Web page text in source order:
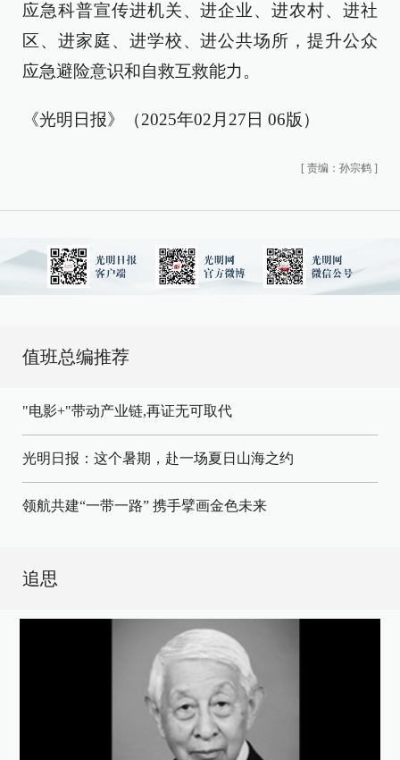
应急科普宣传进机关、进企业、进农村、进社
区、进家庭、进学校、进公共场所，提升公众
应急避险意识和自救互救能力。
《光明日报》（2025年02月27日 06版）
[ 责编：孙宗鹤 ]
值班总编推荐
"电影+"带动产业链,再证无可取代
光明日报：这个暑期，赴一场夏日山海之约
领航共建“一带一路” 携手擘画金色未来
追思